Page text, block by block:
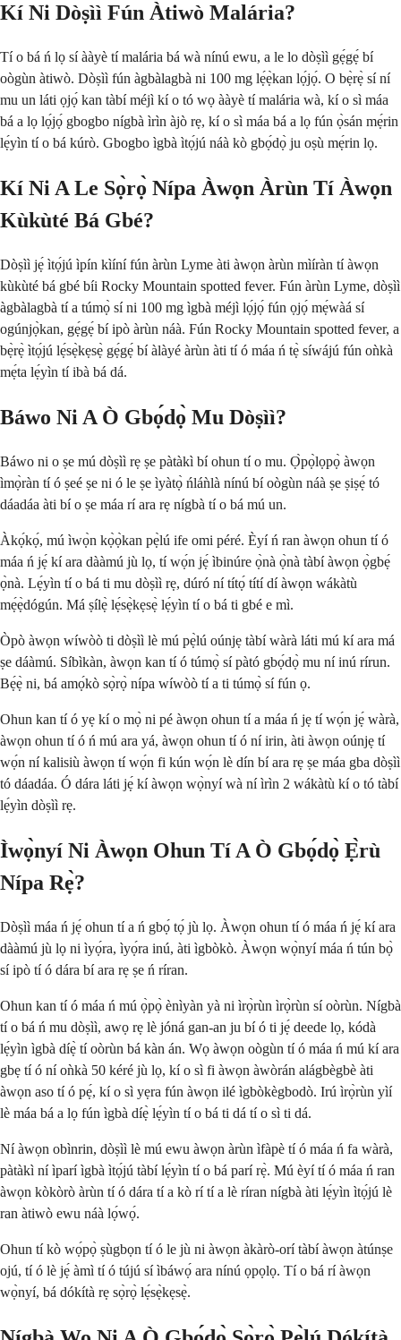
Kí Ni Dòṣìì Fún Àtiwò Malária?
Tí o bá ń lọ sí ààyè tí malária bá wà nínú ewu, a le lo dòṣìì gẹ́gẹ́ bí
oògùn àtiwò. Dòṣìì fún àgbàlagbà ni 100 mg lẹ́ẹ̀kan lọ́jọ́. O bẹ̀rẹ̀ sí ní
mu un láti ọjọ́ kan tàbí méjì kí o tó wọ ààyè tí malária wà, kí o sì máa
bá a lọ lọ́jọ́ gbogbo nígbà ìrìn àjò rẹ, kí o sì máa bá a lọ fún ọ̀sán mẹ́rin
lẹ́yìn tí o bá kúrò. Gbogbo ìgbà ìtọ́jú náà kò gbọ́dọ̀ ju oṣù mẹ́rin lọ.
Kí Ni A Le Sọ̀rọ̀ Nípa Àwọn Àrùn Tí Àwọn
Kùkùté Bá Gbé?
Dòṣìì jẹ́ ìtọ́jú ìpín kìíní fún àrùn Lyme àti àwọn àrùn mìíràn tí àwọn
kùkùté bá gbé bíi Rocky Mountain spotted fever. Fún àrùn Lyme, dòṣìì
àgbàlagbà tí a túmọ̀ sí ni 100 mg ìgbà méjì lọ́jọ́ fún ọjọ́ mẹ́wàá sí
ogúnjọ̀kan, gẹ́gẹ́ bí ipò àrùn náà. Fún Rocky Mountain spotted fever, a
bẹ̀rẹ̀ ìtọ́jú lẹ́sẹ̀kẹsẹ̀ gẹ́gẹ́ bí àlàyé àrùn àti tí ó máa ń tẹ̀ síwájú fún oǹkà
mẹ́ta lẹ́yìn tí ibà bá dá.
Báwo Ni A Ò Gbọ́dọ̀ Mu Dòṣìì?
Báwo ni o ṣe mú dòṣìì rẹ ṣe pàtàkì bí ohun tí o mu. Ọ̀pọ̀lọpọ̀ àwọn
ìmọ̀ràn tí ó ṣeé ṣe ni ó le ṣe ìyàtọ̀ ńláǹlà nínú bí oògùn náà ṣe ṣiṣẹ́ tó
dáadáa àti bí o ṣe máa rí ara rẹ nígbà tí o bá mú un.
Àkọ́kọ́, mú ìwọ̀n kọ̀ọ̀kan pẹ̀lú ife omi péré. Èyí ń ran àwọn ohun tí ó
máa ń jẹ́ kí ara dààmú jù lọ, tí wọ́n jẹ́ ìbinúre ọ̀nà ọ̀nà tàbí àwọn ọ̀gbẹ́
ọ̀nà. Lẹ́yìn tí o bá ti mu dòṣìì rẹ, dúró ní títọ́ títí dí àwọn wákàtù
mẹ́ẹ̀dógún. Má ṣílẹ̀ lẹ́sẹ̀kẹsẹ̀ lẹ́yìn tí o bá ti gbé e mì.
Òpò àwọn wíwòò ti dòṣìì lè mú pẹ̀lú oúnjẹ tàbí wàrà láti mú kí ara má
ṣe dáàmú. Síbìkàn, àwọn kan tí ó túmọ̀ sí pàtó gbọ́dọ̀ mu ní inú rírun.
Bẹ́ẹ̀ ni, bá amọ́kò sọ̀rọ̀ nípa wíwòò tí a ti túmọ̀ sí fún ọ.
Ohun kan tí ó yẹ kí o mọ̀ ni pé àwọn ohun tí a máa ń jẹ tí wọ́n jẹ́ wàrà,
àwọn ohun tí ó ń mú ara yá, àwọn ohun tí ó ní irin, àti àwọn oúnjẹ tí
wọ́n ní kalisiù àwọn tí wọ́n fi kún wọ́n lè dín bí ara rẹ ṣe máa gba dòṣìì
tó dáadáa. Ó dára láti jẹ́ kí àwọn wọ̀nyí wà ní ìrìn 2 wákàtù kí o tó tàbí
lẹ́yìn dòṣìì rẹ.
Ìwọ̀nyí Ni Àwọn Ohun Tí A Ò Gbọ́dọ̀ Ẹ̀rù
Nípa Rẹ̀?
Dòṣìì máa ń jẹ́ ohun tí a ń gbọ́ tọ́ jù lọ. Àwọn ohun tí ó máa ń jẹ́ kí ara
dààmú jù lọ ni ìyọ́ra, ìyọ́ra inú, àti ìgbòkò. Àwọn wọ̀nyí máa ń tún bọ̀
sí ipò tí ó dára bí ara rẹ ṣe ń ríran.
Ohun kan tí ó máa ń mú ọ̀pọ̀ ènìyàn yà ni ìrọ̀rùn ìrọ̀rùn sí oòrùn. Nígbà
tí o bá ń mu dòṣìì, awọ rẹ lè jóná gan-an ju bí ó ti jẹ́ deede lọ, kódà
lẹ́yìn ìgbà díẹ̀ tí oòrùn bá kàn án. Wọ àwọn oògùn tí ó máa ń mú kí ara
gbẹ tí ó ní oǹkà 50 kéré jù lọ, kí o sì fi àwọn àwòrán alágbègbè àti
àwọn aso tí ó pẹ́, kí o sì yẹra fún àwọn ilé ìgbòkègbodò. Irú ìrọ̀rùn yìí
lè máa bá a lọ fún ìgbà díẹ̀ lẹ́yìn tí o bá ti dá tí o sì ti dá.
Ní àwọn obìnrin, dòṣìì lè mú ewu àwọn àrùn ìfàpè tí ó máa ń fa wàrà,
pàtàkì ní ìparí ìgbà ìtọ́jú tàbí lẹ́yìn tí o bá parí rẹ̀. Mú èyí tí ó máa ń ran
àwọn kòkòrò àrùn tí ó dára tí a kò rí tí a lè ríran nígbà àti lẹ́yìn ìtọ́jú lè
ran àtiwò ewu náà lọ́wọ́.
Ohun tí kò wọ́pọ̀ ṣùgbọn tí ó le jù ni àwọn àkàrò-orí tàbí àwọn àtúnṣe
ojú, tí ó lè jẹ́ àmì tí ó tújú sí ìbáwọ́ ara nínú ọpọlọ. Tí o bá rí àwọn
wọ̀nyí, bá dókítà rẹ sọ̀rọ̀ lẹ́sẹ̀kẹsẹ̀.